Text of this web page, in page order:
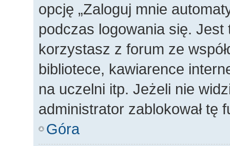
opcję „Zaloguj mnie
podczas logowania się.
korzystasz z forum ze
bibliotece, kawiarence
na uczelni itp. Jeżeli nie
administrator zablokował tę
Góra